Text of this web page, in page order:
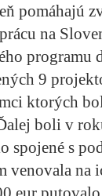
pomáhajú
na
9
ktorých
boli v
spojené s
venovala na